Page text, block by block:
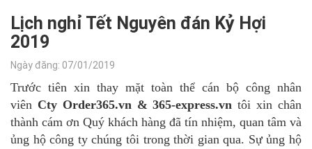
Lịch nghỉ Tết Nguyên đán Kỷ Hợi
2019
Ngày đăng: 07/01/2019
Trước tiên xin thay mặt toàn thể cán bộ công nhân
viên Cty Order365.vn & 365-express.vn tôi xin chân
thành cám ơn Quý khách hàng đã tín nhiệm, quan tâm và
ủng hộ công ty chúng tôi trong thời gian qua. Sự ủng hộ